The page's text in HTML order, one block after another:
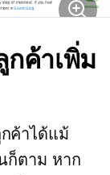
กค้าเพิ่ม
ค้าได้แม้
ก็ตาม หาก